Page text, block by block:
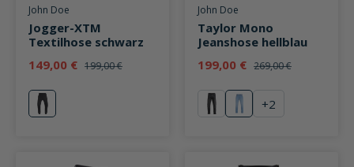
Durchschnittliche Bewertung von 5 von 5 Sternen
John Doe
Jogger-XTM
Textilhose schwarz
149,00 € 199,00 €
schwarz
Durchschnittliche Bewertung
John Doe
Taylor Mono
Jeanshose hellblau
199,00 € 269,00 €
schwarz
blau
+2